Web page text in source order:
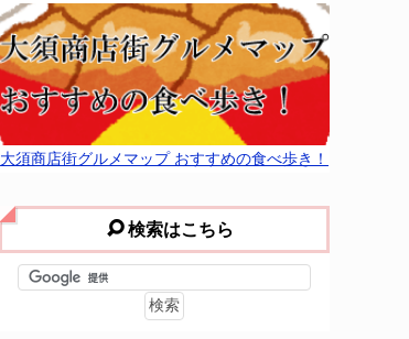
大須商店街グルメマップ おすすめの食べ歩き！
検索はこちら